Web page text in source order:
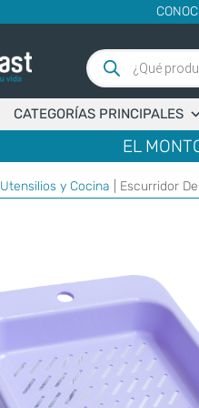
Búsqueda
de
productos
CATEGORÍAS PRINCIPALES
EL
Utensilios y Cocina | Escurridor